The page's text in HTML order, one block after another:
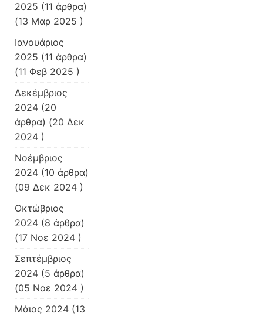
2025 (11 άρθρα)
(13 Μαρ 2025 )
Ιανουάριος
2025 (11 άρθρα)
(11 Φεβ 2025 )
Δεκέμβριος
2024 (20
άρθρα) (20 Δεκ
2024 )
Νοέμβριος
2024 (10 άρθρα)
(09 Δεκ 2024 )
Οκτώβριος
2024 (8 άρθρα)
(17 Νοε 2024 )
Σεπτέμβριος
2024 (5 άρθρα)
(05 Νοε 2024 )
Μάιος 2024 (13